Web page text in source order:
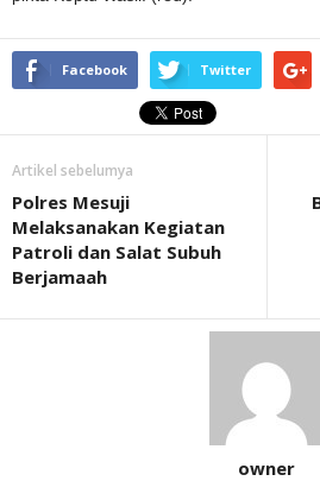
Facebook Twitter
Artikel sebelumya
Polres Mesuji
Melaksanakan Kegiatan
Patroli dan Salat Subuh
Berjamaah
owner